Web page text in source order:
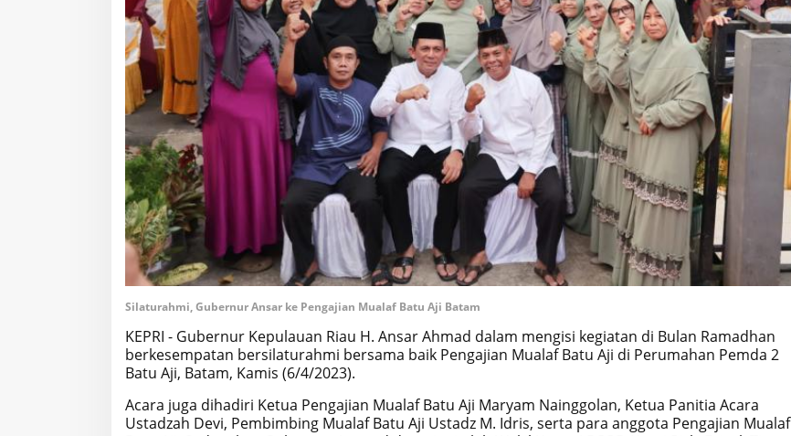
Silaturahmi, Gubernur Ansar ke Pengajian Mualaf Batu Aji Batam
KEPRI - Gubernur Kepulauan Riau H. Ansar Ahmad dalam mengisi kegiatan di Bulan Ramadhan
berkesempatan bersilaturahmi bersama baik Pengajian Mualaf Batu Aji di Perumahan Pemda 2
Batu Aji, Batam, Kamis (6/4/2023).
Acara juga dihadiri Ketua Pengajian Mualaf Batu Aji Maryam Nainggolan, Ketua Panitia Acara
Ustadzah Devi, Pembimbing Mualaf Batu Aji Ustadz M. Idris, serta para anggota Pengajian Mualaf